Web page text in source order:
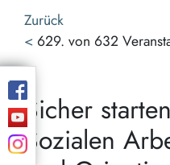
Zurück
< 629. von 632
Sicher
Sozialen